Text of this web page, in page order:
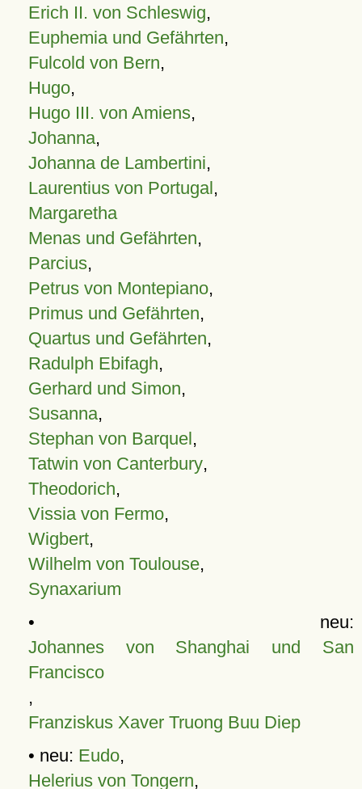
Erich II. von Schleswig,
Euphemia und Gefährten,
Fulcold von Bern,
Hugo,
Hugo III. von Amiens,
Johanna,
Johanna de Lambertini,
Laurentius von Portugal,
Margaretha
Menas und Gefährten,
Parcius,
Petrus von Montepiano,
Primus und Gefährten,
Quartus und Gefährten,
Radulph Ebifagh,
Gerhard und Simon,
Susanna,
Stephan von Barquel,
Tatwin von Canterbury,
Theodorich,
Vissia von Fermo,
Wigbert,
Wilhelm von Toulouse,
Synaxarium
• neu:
Johannes von Shanghai und San
Francisco
,
Franziskus Xaver Truong Buu Diep
• neu: Eudo,
Helerius von Tongern,